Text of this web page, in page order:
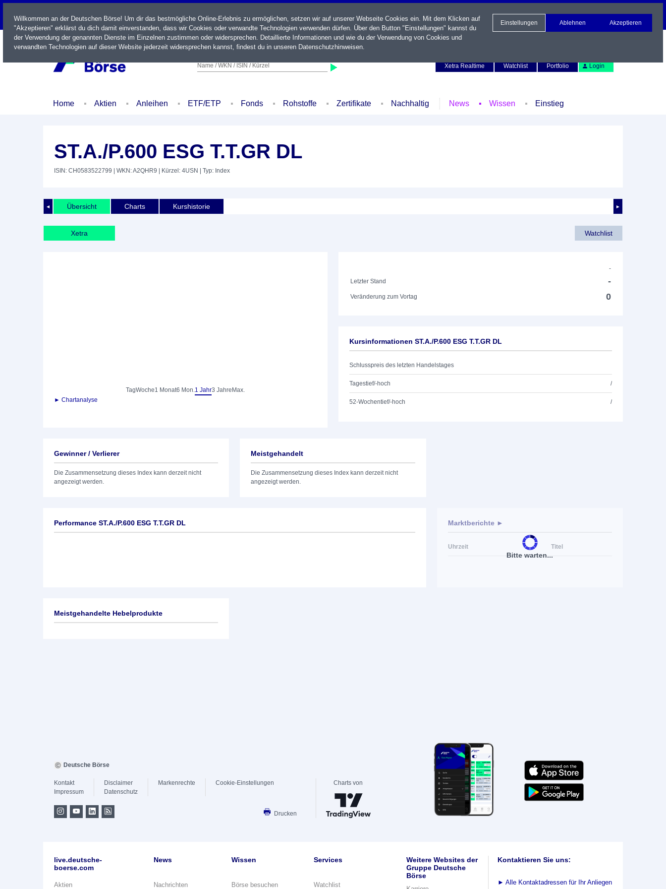
LIVE
Name / WKN / ISIN / Kürzel
Xetra Realtime
Watchlist Portfolio Login
Home Aktien Anleihen ETF/ETP Fonds Rohstoffe Zertifikate Nachhaltig News Wissen Einstieg
ST.A./P.600 ESG T.T.GR DL
ISIN: CH0583522799 | WKN: A2QHR9 | Kürzel: 4USN | Typ: Index
◄ ►
Übersicht Charts Kurshistorie
Xetra Watchlist
TagWoche1 Monat6 Mon.1 Jahr3 Jahre Max.
► Chartanalyse
-
Letzter Stand
-
Veränderung zum Vortag 0
Kursinformationen ST.A./P.600 ESG T.T.GR DL
Schlusspreis des letzten Handelstages
Tagestief/-hoch /
52-Wochentief/-hoch /
Gewinner / Verlierer
Die Zusammensetzung dieses Index kann derzeit nicht
angezeigt werden.
Meistgehandelt
Die Zusammensetzung dieses Index kann derzeit nicht
angezeigt werden.
Performance ST.A./P.600 ESG T.T.GR DL
Bitte warten...
Marktberichte ►
Uhrzeit Titel
Meistgehandelte Hebelprodukte
Willkommen an der Deutschen Börse! Um dir das bestmögliche Online-Erlebnis zu ermöglichen, setzen wir auf unserer Webseite Cookies ein. Mit dem Klicken auf
"Akzeptieren" erklärst du dich damit einverstanden, dass wir Cookies oder verwandte Technologien verwenden dürfen. Über den Button "Einstellungen" kannst du
der Verwendung der genannten Dienste im Einzelnen zustimmen oder widersprechen. Detaillierte Informationen und wie du der Verwendung von Cookies und
verwandten Technologien auf dieser Website jederzeit widersprechen kannst, findest du in unseren Datenschutzhinweisen.
Einstellungen Ablehnen Akzeptieren
Deutsche Börse
Kontakt
Impressum
Disclaimer
Datenschutz
Markenrechte Cookie-Einstellungen
Drucken
Charts von
live.deutsche-
boerse.com
Aktien
News
Nachrichten
Wissen
Börse besuchen
Services
Watchlist
Weitere Websites der
Gruppe Deutsche
Börse
Kontaktieren Sie uns:
► Alle Kontaktadressen für Ihr Anliegen